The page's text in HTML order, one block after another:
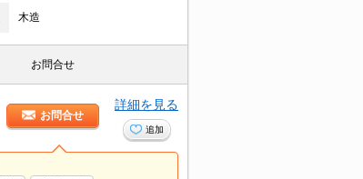
木造
お問合せ
お問合せ
詳細を見る
追加